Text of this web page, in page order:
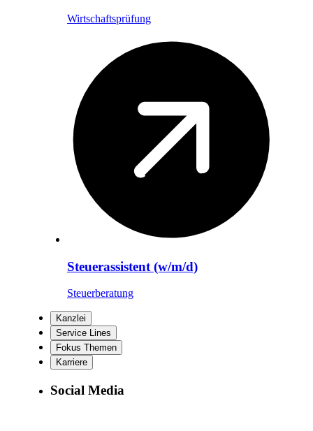
Wirtschaftsprüfung
Steuerassistent (w/m/d)
Steuerberatung
Kanzlei
Service Lines
Fokus Themen
Karriere
Social Media